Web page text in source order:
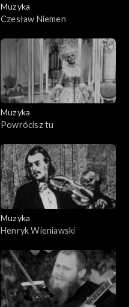
Muzyka
Czesław Niemen
Muzyka
Powrócisz tu
Muzyka
Henryk Wieniawski